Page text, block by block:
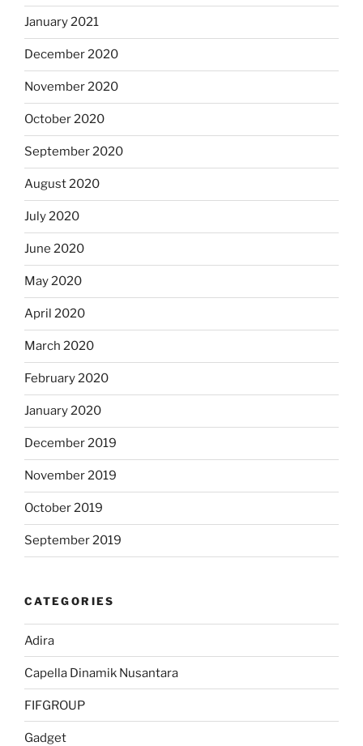
January 2021
December 2020
November 2020
October 2020
September 2020
August 2020
July 2020
June 2020
May 2020
April 2020
March 2020
February 2020
January 2020
December 2019
November 2019
October 2019
September 2019
CATEGORIES
Adira
Capella Dinamik Nusantara
FIFGROUP
Gadget